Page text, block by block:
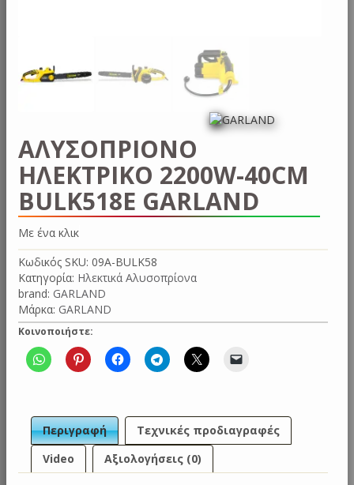
ΑΛΥΣΟΠΡΙΟΝΟ
ΗΛΕΚΤΡΙΚΟ 2200W-40CM
BULK518E GARLAND
Με ένα
Κωδικός SKU: 09A-BULK58
Κατηγορία: Ηλεκτικά Αλυσοπρίονα
brand: GARLAND
Μάρκα: GARLAND
Κοινοποιήστε:
Περιγραφή
Τεχνικές προδιαγραφές
Video
Αξιολογήσεις (0)